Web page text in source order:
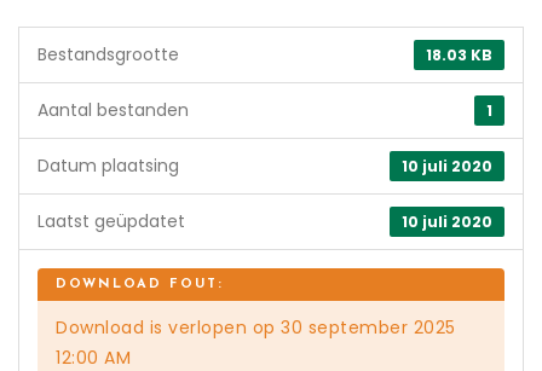
18.03 KB
Bestandsgrootte
1
Aantal bestanden
10 juli 2020
Datum plaatsing
10 juli 2020
Laatst geüpdatet
Download is verlopen op 30 september 2025
12:00 AM